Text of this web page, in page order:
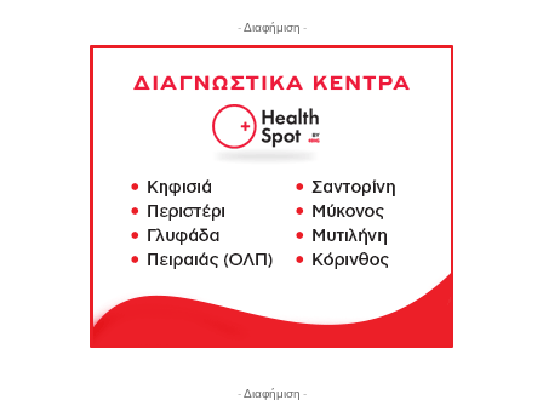
- Διαφήμιση -
- Διαφήμιση -